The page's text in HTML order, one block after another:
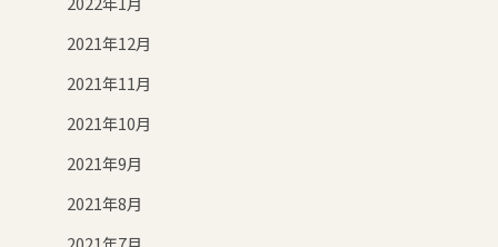
2021年12月
2021年11月
2021年10月
2021年9月
2021年8月